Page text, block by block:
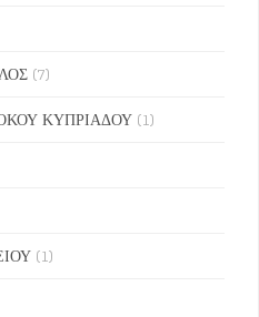
(7)
ΚΥΠΡΙΑΔΟΥ (1)
(1)